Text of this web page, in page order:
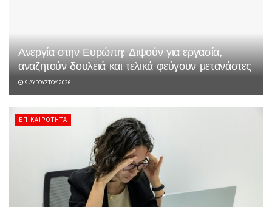
Ανεργία στην Ευρώπη: Διψούν για εργασία,
αναζητούν δουλειά και τελικά φεύγουν μετανάστες
9 ΑΥΓΟΎΣΤΟΥ 2026
ΕΠΙΚΑΙΡΌΤΗΤΑ